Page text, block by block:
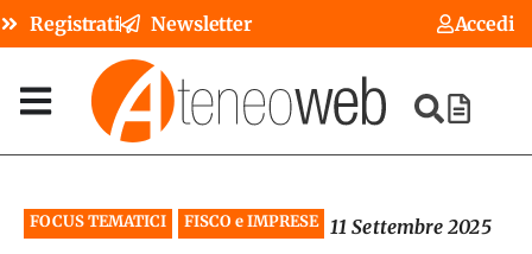
Registrati Newsletter Accedi
FOCUS TEMATICI FISCO e IMPRESE 11 Settembre 2025